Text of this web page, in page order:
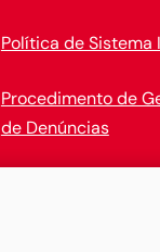
Política de
Procedimento de
de Denúncias